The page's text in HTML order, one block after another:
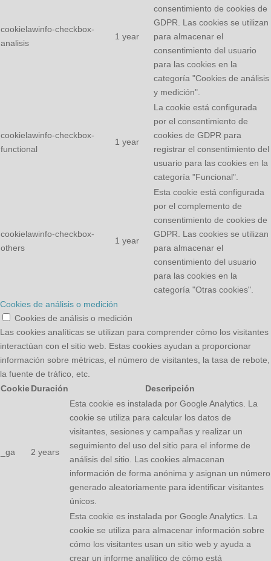
cookielawinfo-checkbox-
analisis
1 year
consentimiento de cookies de
GDPR. Las cookies se utilizan
para almacenar el
consentimiento del usuario
para las cookies en la
categoría "Cookies de análisis
y medición".
cookielawinfo-checkbox-
functional
1 year
La cookie está configurada
por el consentimiento de
cookies de GDPR para
registrar el consentimiento del
usuario para las cookies en la
categoría "Funcional".
cookielawinfo-checkbox-
others
1 year
Esta cookie está configurada
por el complemento de
consentimiento de cookies de
GDPR. Las cookies se utilizan
para almacenar el
consentimiento del usuario
para las cookies en la
categoría "Otras cookies".
Cookies de análisis o medición
Cookies de análisis o medición
Las cookies analíticas se utilizan para comprender cómo los visitantes
interactúan con el sitio web. Estas cookies ayudan a proporcionar
información sobre métricas, el número de visitantes, la tasa de rebote,
la fuente de tráfico, etc.
CookieDuración Descripción
_ga 2 years
Esta cookie es instalada por Google Analytics. La
cookie se utiliza para calcular los datos de
visitantes, sesiones y campañas y realizar un
seguimiento del uso del sitio para el informe de
análisis del sitio. Las cookies almacenan
información de forma anónima y asignan un número
generado aleatoriamente para identificar visitantes
únicos.
Esta cookie es instalada por Google Analytics. La
cookie se utiliza para almacenar información sobre
cómo los visitantes usan un sitio web y ayuda a
crear un informe analítico de cómo está